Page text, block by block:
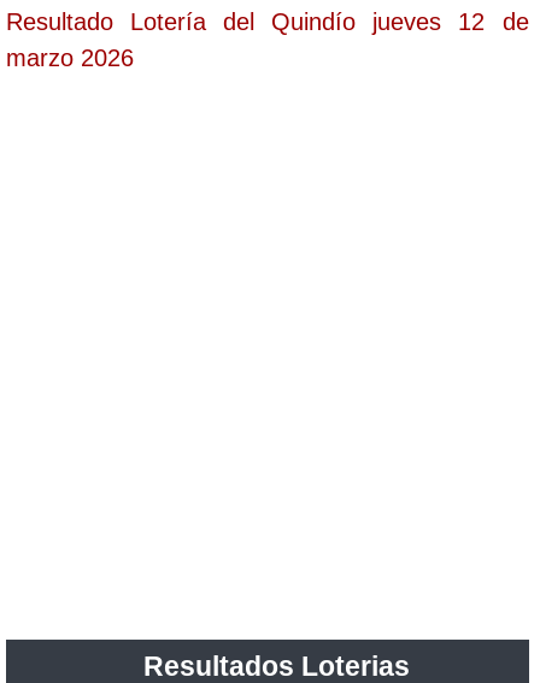
Resultado Lotería del Quindío jueves 12 de
marzo 2026
Resultados Loterias